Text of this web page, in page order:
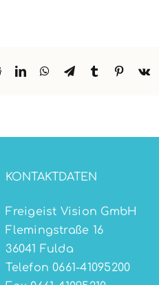
RedditLinkedInWhatsApp
TelegramTumblr Pinterest
Vk
KONTAKTDATEN
Freigeist Vision GmbH
Flemingstraße 16
36041 Fulda
Telefon 0661-41095200